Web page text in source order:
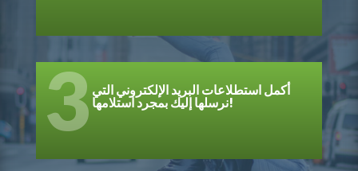
3أكمل استطلاعات البريد الإلكتروني التي
نرسلها إليك بمجرد استلامها!